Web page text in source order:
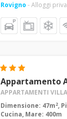
Rovigno - Alloggi
Appartamento
APPARTAMENTI
Dimensione: 47m2,
Cucina, Mare: 400m